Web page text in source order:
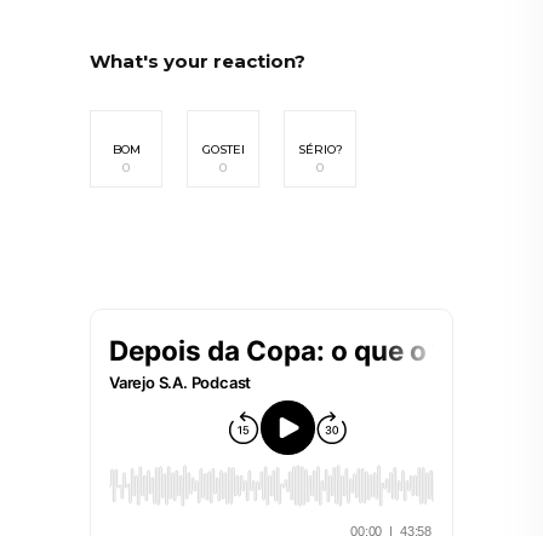
What's your reaction?
BOM
0
GOSTEI
0
SÉRIO?
0